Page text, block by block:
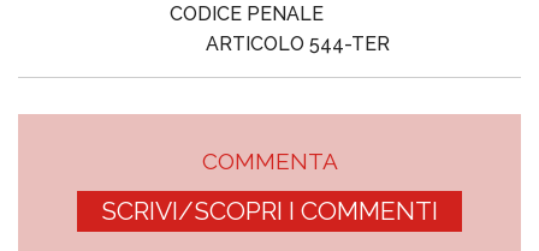
CODICE PENALE
ARTICOLO 544-TER
COMMENTA
SCRIVI/SCOPRI I COMMENTI